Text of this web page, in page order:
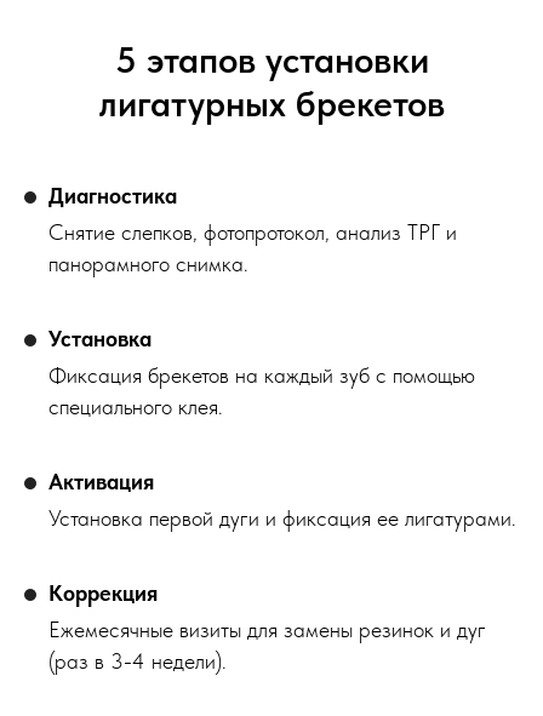
5 этапов установки
лигатурных брекетов
Диагностика
Снятие слепков, фотопротокол, анализ ТРГ и
панорамного снимка.
Установка
Фиксация брекетов на каждый зуб с помощью
специального клея.
Активация
Установка первой дуги и фиксация ее лигатурами.
Коррекция
Ежемесячные визиты для замены резинок и дуг
(раз в 3-4 недели).